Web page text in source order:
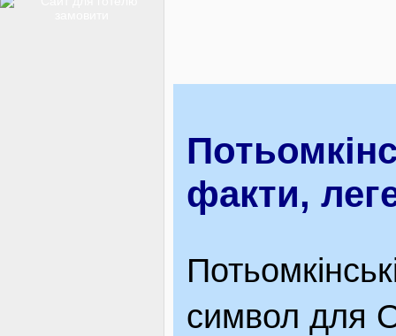
ТРАНСФЕР
ВІДВІДУВАЧАМ
факти,
символ для